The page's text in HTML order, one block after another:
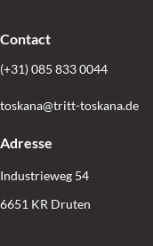
Contact
(+31) 085 833 0044
toskana@tritt-toskana.de
Adresse
Industrieweg 54
6651 KR Druten